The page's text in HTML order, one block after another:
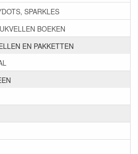
SPARKLES
BOEKEN
EN PAKKETTEN